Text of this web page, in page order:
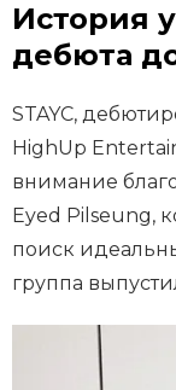
История
дебюта
STAYC,
HighUp
внимание
Eyed Pilseung,
поиск
группа